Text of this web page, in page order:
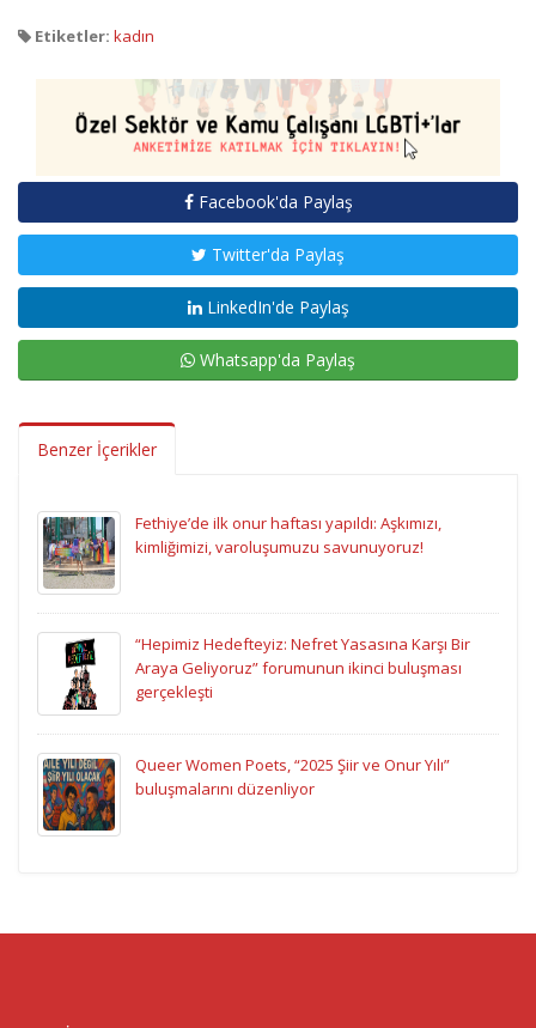
Etiketler: kadın
Facebook'da Paylaş
Twitter'da Paylaş
LinkedIn'de Paylaş
Whatsapp'da Paylaş
Benzer İçerikler
Fethiye’de ilk onur haftası yapıldı: Aşkımızı,
kimliğimizi, varoluşumuzu savunuyoruz!
“Hepimiz Hedefteyiz: Nefret Yasasına Karşı Bir
Araya Geliyoruz” forumunun ikinci buluşması
gerçekleşti
Queer Women Poets, “2025 Şiir ve Onur Yılı”
buluşmalarını düzenliyor